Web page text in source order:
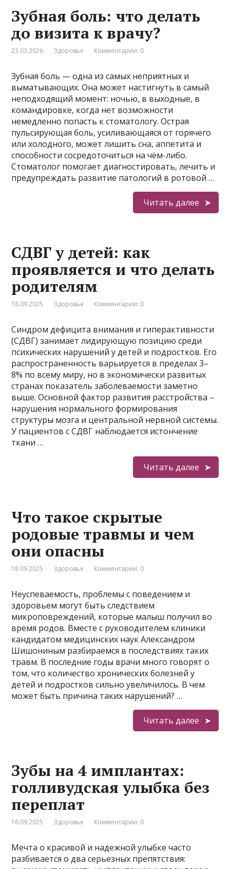
Зубная боль: что делать
до визита к врачу?
23.03.2026 Здоровье Комментарии: 0
Зубная боль — одна из самых неприятных и
выматывающих. Она может настигнуть в самый
неподходящий момент: ночью, в выходные, в
командировке, когда нет возможности
немедленно попасть к стоматологу. Острая
пульсирующая боль, усиливающаяся от горячего
или холодного, может лишить сна, аппетита и
способности сосредоточиться на чём-либо.
Стоматолог помогает диагностировать, лечить и
предупреждать развитие патологий в ротовой …
Читать далее
СДВГ у детей: как
проявляется и что делать
родителям
18.09.2025 Здоровье Комментарии: 0
Синдром дефицита внимания и гиперактивности
(СДВГ) занимает лидирующую позицию среди
психических нарушений у детей и подростков. Его
распространенность варьируется в пределах 3–
8% по всему миру, но в экономически развитых
странах показатель заболеваемости заметно
выше. Основной фактор развития расстройства –
нарушения нормального формирования
структуры мозга и центральной нервной системы.
У пациентов с СДВГ наблюдается истончение
ткани …
Читать далее
Что такое скрытые
родовые травмы и чем
они опасны
18.09.2025 Здоровье Комментарии: 0
Неуспеваемость, проблемы с поведением и
здоровьем могут быть следствием
микроповреждений, которые малыш получил во
время родов. Вместе с руководителем клиники
кандидатом медицинских наук Александром
Шишониным разбираемся в последствиях таких
травм. В последние годы врачи много говорят о
том, что количество хронических болезней у
детей и подростков сильно увеличилось. В чем
может быть причина таких нарушений? …
Читать далее
Зубы на 4 имплантах:
голливудская улыбка без
переплат
16.09.2025 Здоровье Комментарии: 0
Мечта о красивой и надежной улыбке часто
разбивается о два серьезных препятствия: